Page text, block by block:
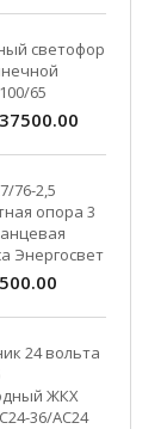
светофор
65
76-2,5
опора 3
Энергосвет
24 вольта
ЖКХ
36/АС24